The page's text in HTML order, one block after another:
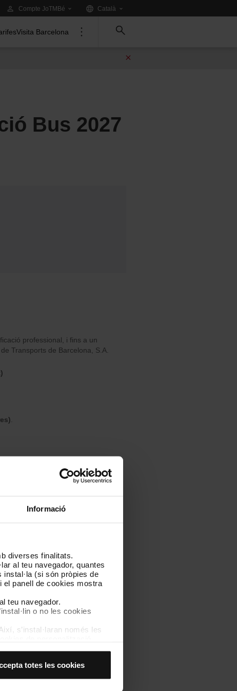
Informació
diverses finalitats.
al teu navegador, quantes
(si són pròpies de
el panell de cookies mostra
teu navegador.
o no les cookies
s’instal·laran només les
experiència d’usuari.
totes les cookies
Compte JoTMBé Idioma:
Català
Tria
un
altre
Visita Barcelona
Bus 2027
professional, i fins a un
Transports de Barcelona, S.A.
Descarrega el document